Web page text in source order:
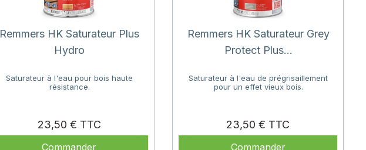
Remmers HK Saturateur Plus
Hydro
Saturateur à l'eau pour bois haute
résistance.
23,50 €
Prix
Commander
Remmers HK Saturateur Grey
Protect Plus...
Saturateur à l'eau de prégrisaillement
pour un effet vieux bois.
23,50 €
Commander